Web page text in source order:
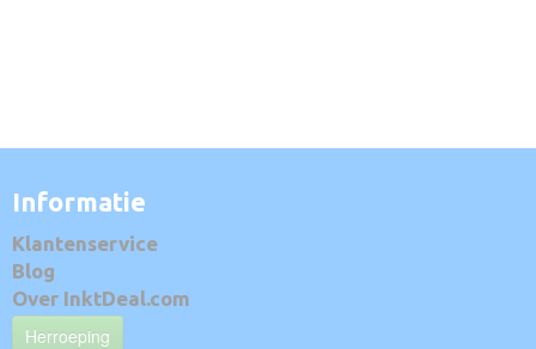
Informatie
Klantenservice
Blog
Over InktDeal.com
Herroeping